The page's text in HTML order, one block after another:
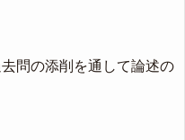
問の添削を通して論述の